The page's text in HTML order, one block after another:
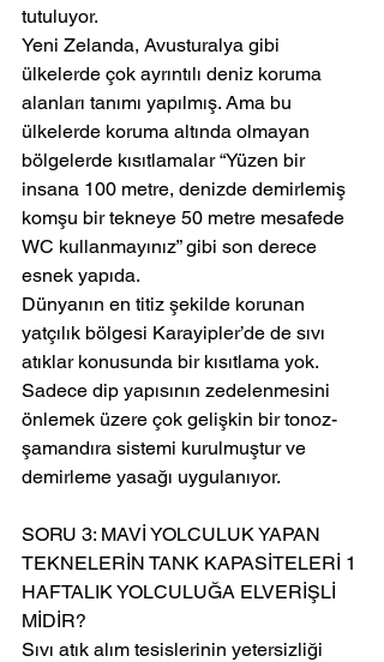
tutuluyor.
Yeni Zelanda, Avusturalya gibi
ülkelerde çok ayrıntılı deniz koruma
alanları tanımı yapılmış. Ama bu
ülkelerde koruma altında olmayan
bölgelerde kısıtlamalar “Yüzen bir
insana 100 metre, denizde demirlemiş
komşu bir tekneye 50 metre mesafede
WC kullanmayınız” gibi son derece
esnek yapıda.
Dünyanın en titiz şekilde korunan
yatçılık bölgesi Karayipler’de de sıvı
atıklar konusunda bir kısıtlama yok.
Sadece dip yapısının zedelenmesini
önlemek üzere çok gelişkin bir tonoz-
şamandıra sistemi kurulmuştur ve
demirleme yasağı uygulanıyor.
SORU 3: MAVİ YOLCULUK YAPAN
TEKNELERİN TANK KAPASİTELERİ 1
HAFTALIK YOLCULUĞA ELVERİŞLİ
MİDİR?
Sıvı atık alım tesislerinin yetersizliği